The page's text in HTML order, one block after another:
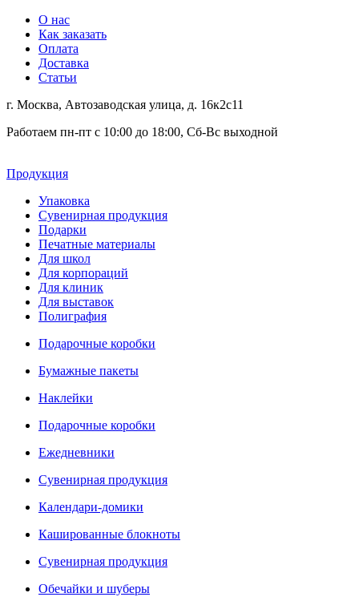
О нас
Как заказать
Оплата
Доставка
Статьи
г. Москва, Автозаводская улица, д. 16к2с11
Работаем пн-пт с 10:00 до 18:00, Сб-Вс выходной
Продукция
Упаковка
Сувенирная продукция
Подарки
Печатные материалы
Для школ
Для корпораций
Для клиник
Для выставок
Полиграфия
Подарочные коробки
Бумажные пакеты
Наклейки
Подарочные коробки
Ежедневники
Сувенирная продукция
Календари-домики
Кашированные блокноты
Сувенирная продукция
Обечайки и шуберы